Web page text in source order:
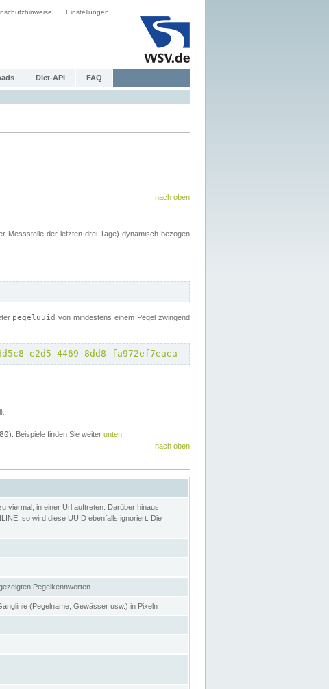
Einstellungen
Dict-API FAQ
nach oben
Messstelle der letzten drei Tage) dynamisch bezogen
pegeluuid von mindestens einem Pegel zwingend
e2d5-4469-8dd8-fa972ef7eaea
). Beispiele finden Sie weiter unten
nach oben
viermal, in einer Url auftreten. Darüber hinaus
so wird diese UUID ebenfalls ignoriert. Die
Pegelkennwerten
(Pegelname, Gewässer usw.) in Pixeln